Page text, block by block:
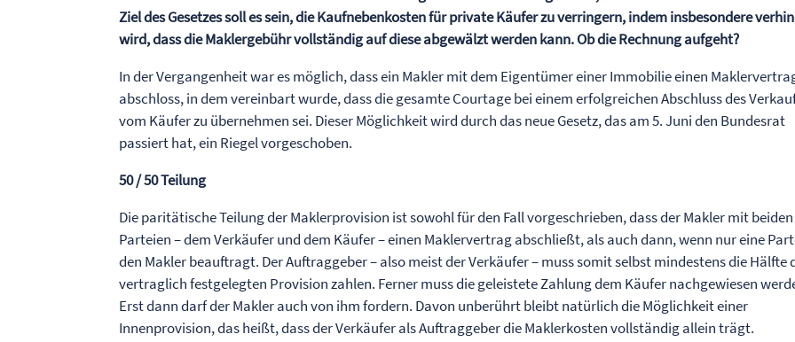
Ziel des Gesetzes soll es sein, die Kaufnebenkosten für private Käufer zu verringern, indem insbesondere
wird, dass die Maklergebühr vollständig auf diese abgewälzt werden kann. Ob die Rechnung aufgeht?
In der Vergangenheit war es möglich, dass ein Makler mit dem Eigentümer einer Immobilie einen
abschloss, in dem vereinbart wurde, dass die gesamte Courtage bei einem erfolgreichen Abschluss des
vom Käufer zu übernehmen sei. Dieser Möglichkeit wird durch das neue Gesetz, das am 5. Juni den Bundesrat
passiert hat, ein Riegel vorgeschoben.
50 / 50 Teilung
Die paritätische Teilung der Maklerprovision ist sowohl für den Fall vorgeschrieben, dass der Makler mit beiden
Parteien – dem Verkäufer und dem Käufer – einen Maklervertrag abschließt, als auch dann, wenn nur eine
den Makler beauftragt. Der Auftraggeber – also meist der Verkäufer – muss somit selbst mindestens die Hälfte
vertraglich festgelegten Provision zahlen. Ferner muss die geleistete Zahlung dem Käufer nachgewiesen
Erst dann darf der Makler auch von ihm fordern. Davon unberührt bleibt natürlich die Möglichkeit einer
Innenprovision, das heißt, dass der Verkäufer als Auftraggeber die Maklerkosten vollständig allein trägt.